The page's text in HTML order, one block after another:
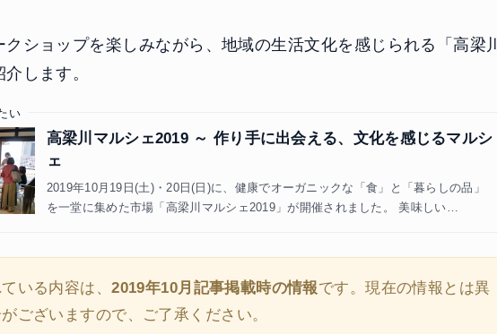
ショップを楽しみながら、地域の生活文化を感じられる「高梁川
します。
高梁川マルシェ2019 ～ 作り手に出会える、文化を感じるマルシ
ェ
2019年10月19日(土)・20日(日)に、健康でオーガニックな「食」と「暮らしの品」
を一堂に集めた市場「高梁川マルシェ2019」が開催されました。 美味しい…
い
いる内容は、2019年10月記事掲載時の情報です。現在の情報とは異
ございますので、ご了承ください。